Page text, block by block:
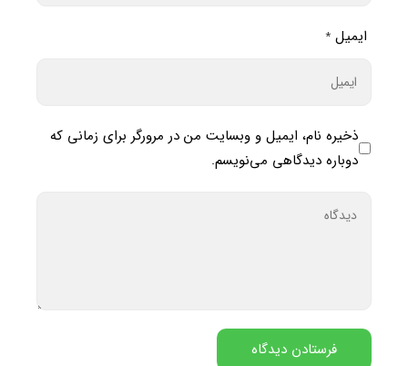
ایمیل *
ذخیره نام، ایمیل و وبسایت من در مرورگر برای زمانی که
دوباره دیدگاهی می‌نویسم.